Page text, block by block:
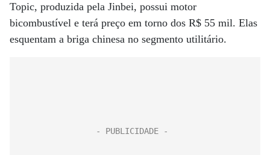
Topic, produzida pela Jinbei, possui motor
bicombustível e terá preço em torno dos R$ 55 mil. Elas
esquentam a briga chinesa no segmento utilitário.